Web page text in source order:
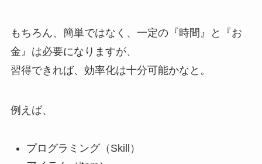
もちろん、簡単ではなく、一定の『時間』と『お
金』は必要になりますが、
習得できれば、効率化は十分可能かなと。
例えば、
プログラミング（Skill）